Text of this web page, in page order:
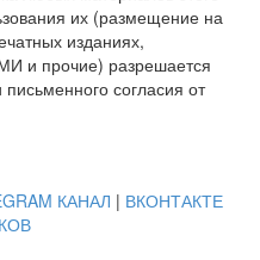
их (размещение на
изданиях,
и прочие) разрешается
согласия от
КАНАЛ | ВКОНТАКТЕ